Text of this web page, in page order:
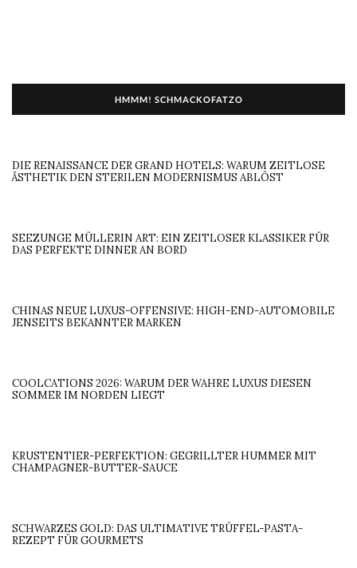
HMMM! SCHMACKOFATZO
DIE RENAISSANCE DER GRAND HOTELS: WARUM ZEITLOSE
ÄSTHETIK DEN STERILEN MODERNISMUS ABLÖST
SEEZUNGE MÜLLERIN ART: EIN ZEITLOSER KLASSIKER FÜR
DAS PERFEKTE DINNER AN BORD
CHINAS NEUE LUXUS-OFFENSIVE: HIGH-END-AUTOMOBILE
JENSEITS BEKANNTER MARKEN
COOLCATIONS 2026: WARUM DER WAHRE LUXUS DIESEN
SOMMER IM NORDEN LIEGT
KRUSTENTIER-PERFEKTION: GEGRILLTER HUMMER MIT
CHAMPAGNER-BUTTER-SAUCE
SCHWARZES GOLD: DAS ULTIMATIVE TRÜFFEL-PASTA-
REZEPT FÜR GOURMETS